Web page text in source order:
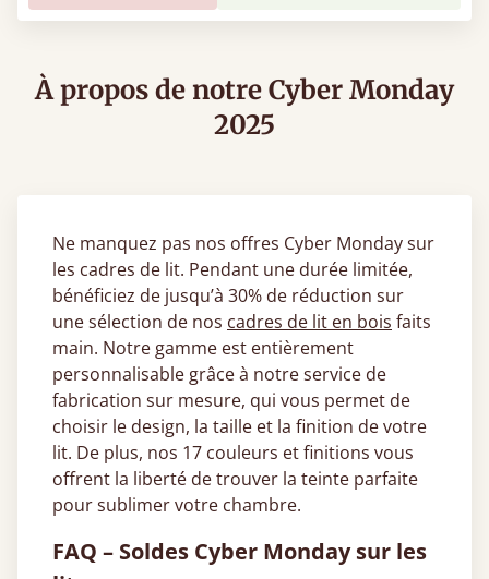
À propos de notre Cyber Monday
2025
Ne manquez pas nos offres Cyber Monday sur
les cadres de lit. Pendant une durée limitée,
bénéficiez de jusqu’à 30% de réduction sur
une sélection de nos cadres de lit en bois faits
main. Notre gamme est entièrement
personnalisable grâce à notre service de
fabrication sur mesure, qui vous permet de
choisir le design, la taille et la finition de votre
lit. De plus, nos 17 couleurs et finitions vous
offrent la liberté de trouver la teinte parfaite
pour sublimer votre chambre.
FAQ – Soldes Cyber Monday sur les